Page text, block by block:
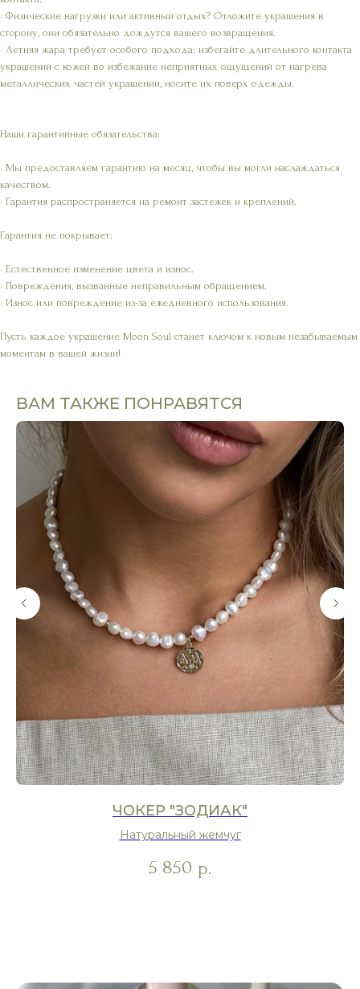
• Физические нагрузки или активный отдых? Отложите украшения в
сторону, они обязательно дождутся вашего возвращения.
• Летняя жара требует особого подхода: избегайте длительного контакта
украшений с кожей во избежание неприятных ощущений от нагрева
металлических частей украшений, носите их поверх одежды.
Наши гарантийные обязательства:
• Мы предоставляем гарантию на месяц, чтобы вы могли наслаждаться
качеством.
• Гарантия распространяется на ремонт застежек и креплений.
Гарантия не покрывает:
• Естественное изменение цвета и износ.
• Повреждения, вызванные неправильным обращением.
• Износ или повреждение из-за ежедневного использования.
Пусть каждое украшение Moon Soul станет ключом к новым незабываемым
моментам в вашей жизни!
ВАМ ТАКЖЕ ПОНРАВЯТСЯ
ЧОКЕР "ЗОДИАК"
Натуральный жемчуг
5 850 р.